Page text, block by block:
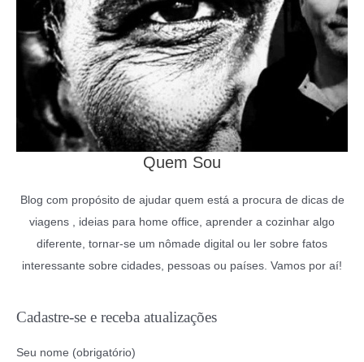
Quem Sou
Blog com propósito de ajudar quem está a procura de dicas de
viagens , ideias para home office, aprender a cozinhar algo
diferente, tornar-se um nômade digital ou ler sobre fatos
interessante sobre cidades, pessoas ou países. Vamos por aí!
Cadastre-se e receba atualizações
Seu nome (obrigatório)